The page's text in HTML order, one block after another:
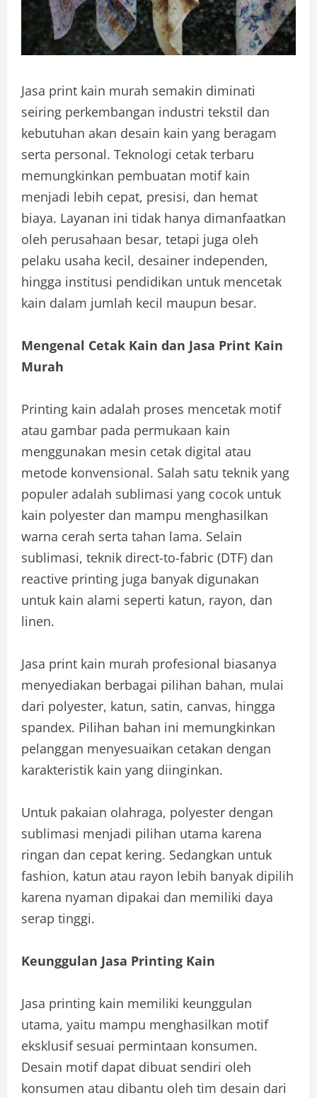
Jasa print kain murah semakin diminati
seiring perkembangan industri tekstil dan
kebutuhan akan desain kain yang beragam
serta personal. Teknologi cetak terbaru
memungkinkan pembuatan motif kain
menjadi lebih cepat, presisi, dan hemat
biaya. Layanan ini tidak hanya dimanfaatkan
oleh perusahaan besar, tetapi juga oleh
pelaku usaha kecil, desainer independen,
hingga institusi pendidikan untuk mencetak
kain dalam jumlah kecil maupun besar.
Mengenal Cetak Kain dan Jasa Print Kain
Murah
Printing kain adalah proses mencetak motif
atau gambar pada permukaan kain
menggunakan mesin cetak digital atau
metode konvensional. Salah satu teknik yang
populer adalah sublimasi yang cocok untuk
kain polyester dan mampu menghasilkan
warna cerah serta tahan lama. Selain
sublimasi, teknik direct-to-fabric (DTF) dan
reactive printing juga banyak digunakan
untuk kain alami seperti katun, rayon, dan
linen.
Jasa print kain murah profesional biasanya
menyediakan berbagai pilihan bahan, mulai
dari polyester, katun, satin, canvas, hingga
spandex. Pilihan bahan ini memungkinkan
pelanggan menyesuaikan cetakan dengan
karakteristik kain yang diinginkan.
Untuk pakaian olahraga, polyester dengan
sublimasi menjadi pilihan utama karena
ringan dan cepat kering. Sedangkan untuk
fashion, katun atau rayon lebih banyak dipilih
karena nyaman dipakai dan memiliki daya
serap tinggi.
Keunggulan Jasa Printing Kain
Jasa printing kain memiliki keunggulan
utama, yaitu mampu menghasilkan motif
eksklusif sesuai permintaan konsumen.
Desain motif dapat dibuat sendiri oleh
konsumen atau dibantu oleh tim desain dari